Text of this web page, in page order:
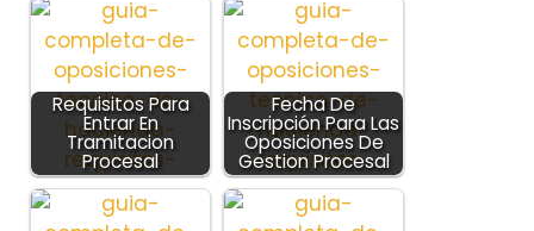
Requisitos Para
Entrar En
Tramitacion
Procesal
Fecha De
Inscripción Para Las
Oposiciones De
Gestion Procesal